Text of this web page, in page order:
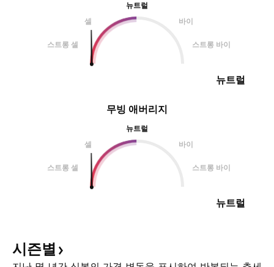
뉴트럴
셀
바이
스트롱 셀 스트롱 바이
뉴트럴
무빙 애버리지
뉴트럴
셀
바이
스트롱 셀 스트롱 바이
뉴트럴
시즌별